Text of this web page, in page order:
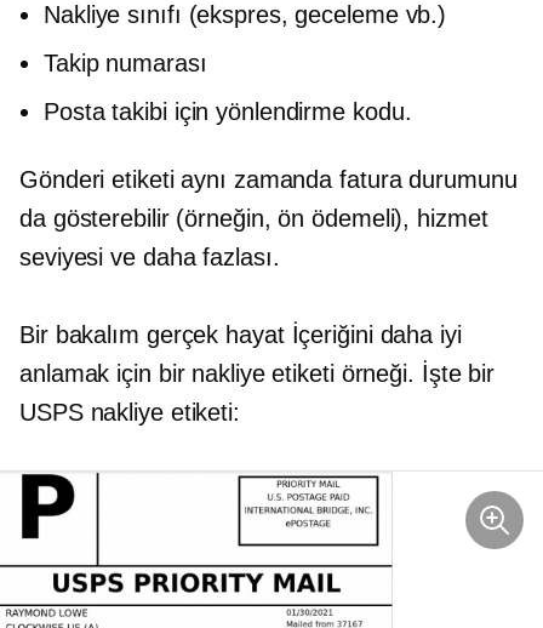
Nakliye sınıfı (ekspres, geceleme vb.)
Takip numarası
Posta takibi için yönlendirme kodu.
Gönderi etiketi aynı zamanda fatura durumunu
da gösterebilir (örneğin,ön ödemeli), hizmet
seviyesi ve daha fazlası.
Bir bakalım gerçek hayatİçeriğini daha iyi
anlamak için bir nakliye etiketi örneği. İşte bir
USPS nakliye etiketi: